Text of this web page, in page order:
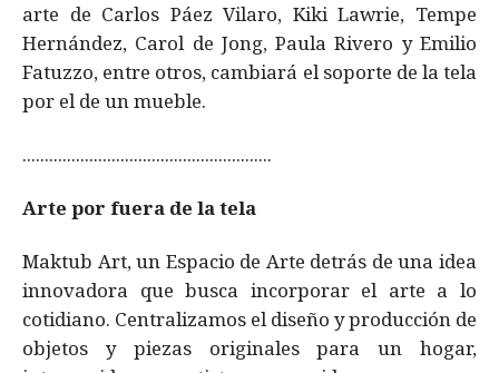
arte de Carlos Páez Vilaro, Kiki Lawrie, Tempe
Hernández, Carol de Jong, Paula Rivero y Emilio
Fatuzzo, entre otros, cambiará el soporte de la tela
por el de un mueble.
........................................................
Arte por fuera de la tela
Maktub Art, un Espacio de Arte detrás de una idea
innovadora que busca incorporar el arte a lo
cotidiano. Centralizamos el diseño y producción de
objetos y piezas originales para un hogar,